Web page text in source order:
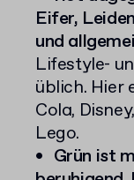
Eifer,
und
Lifestyle-
üblich. Hier
Cola,
Lego.
Grün ist